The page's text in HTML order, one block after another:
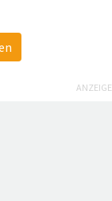
ANZEIGE